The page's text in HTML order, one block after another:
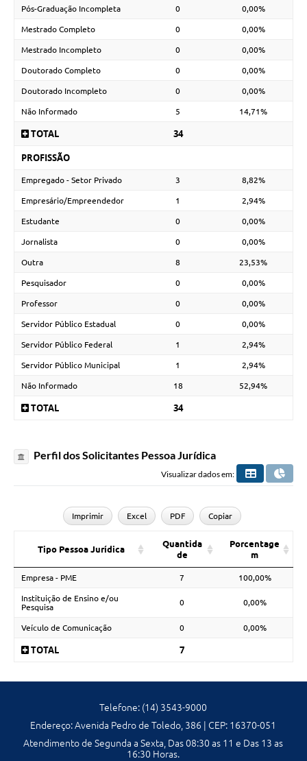
Pós-Graduação Incompleta 0 0,00%
Mestrado Completo 0 0,00%
Mestrado Incompleto 0 0,00%
Doutorado Completo 0 0,00%
Doutorado Incompleto 0 0,00%
Não Informado 5 14,71%
TOTAL
34
PROFISSÃO
Empregado - Setor Privado 3 8,82%
Empresário/Empreendedor 1 2,94%
Estudante 0 0,00%
Jornalista 0 0,00%
Outra 8 23,53%
Pesquisador 0 0,00%
Professor 0 0,00%
Servidor Público Estadual 0 0,00%
Servidor Público Federal 1 2,94%
Servidor Público Municipal 1 2,94%
Não Informado 18 52,94%
TOTAL 34
Perfil dos Solicitantes Pessoa Jurídica
Visualizar dados em:
Imprimir Excel PDF Copiar
Tipo Pessoa Jurídica
Quantida
de
Porcentage
m
Empresa - PME 7 100,00%
Instituição de Ensino e/ou
Pesquisa
0 0,00%
Veículo de Comunicação 0 0,00%
TOTAL 7
Telefone: (14) 3543-9000
Endereço: Avenida Pedro de Toledo, 386 | CEP: 16370-051
Atendimento de Segunda a Sexta, Das 08:30 as 11 e Das 13 as
16:30 Horas.